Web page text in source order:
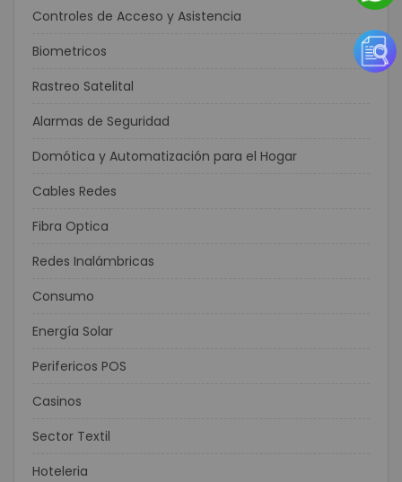
Controles de Acceso y Asistencia
Biometricos
Rastreo Satelital
Alarmas de Seguridad
Domótica y Automatización para el Hogar
Cables Redes
Fibra Optica
Redes Inalámbricas
Consumo
Energía Solar
Perifericos POS
Casinos
Sector Textil
Hoteleria